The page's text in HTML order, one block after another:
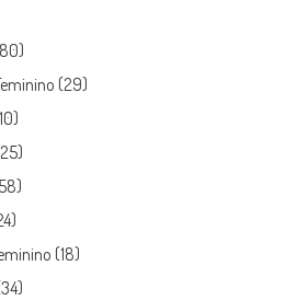
(29)
(18)